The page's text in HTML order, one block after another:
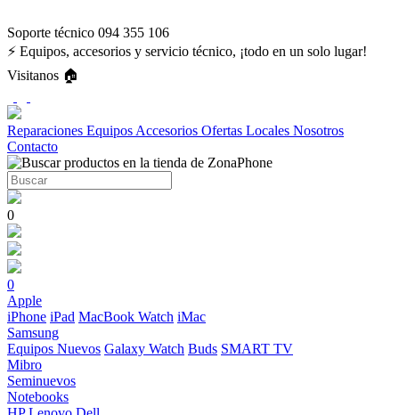
Soporte técnico 094 355 106
⚡ Equipos, accesorios y servicio técnico, ¡todo en un solo lugar!
Visitanos 🏠
Reparaciones Equipos Accesorios Ofertas Locales Nosotros
Contacto
0
0
Apple
iPhone iPad MacBook Watch iMac
Samsung
Equipos Nuevos Galaxy Watch Buds SMART TV
Mibro
Seminuevos
Notebooks